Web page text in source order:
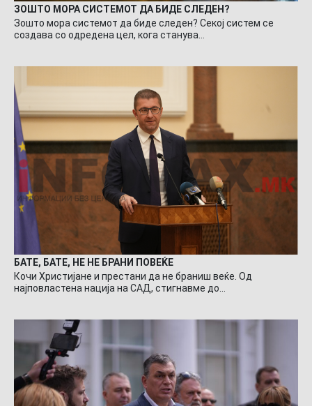
ЗОШТО МОРА СИСТЕМОТ ДА БИДЕ СЛЕДЕН?
Зошто мора системот да биде следен? Секој систем се
создава со одредена цел, кога станува…
БАТЕ, БАТЕ, НЕ НЕ БРАНИ ПОВЕЌЕ
Кочи Христијане и престани да не браниш веќе. Од
најповластена нација на САД, стигнавме до…